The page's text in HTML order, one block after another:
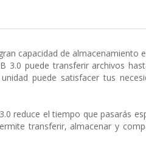
capacidad de almacenamiento
3.0 puede transferir archivos
puede satisfacer tus
reduce el tiempo que pasarás
transferir, almacenar y